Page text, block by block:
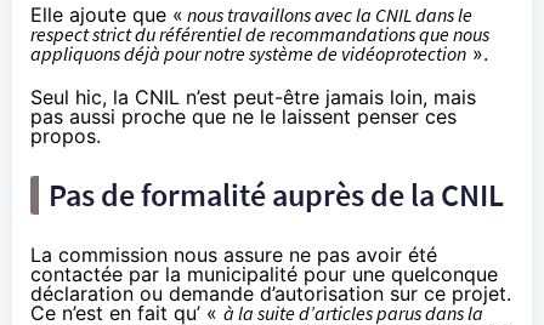
Elle ajoute que « nous travaillons avec la CNIL dans le
respect strict du référentiel de recommandations que nous
appliquons déjà pour notre système de vidéoprotection ».
Seul hic, la CNIL n’est peut-être jamais loin, mais
pas aussi proche que ne le laissent penser ces
propos.
Pas de formalité auprès de la CNIL
La commission nous assure ne pas avoir été
contactée par la municipalité pour une quelconque
déclaration ou demande d’autorisation sur ce projet.
Ce n’est en fait qu’ « à la suite d’articles parus dans la